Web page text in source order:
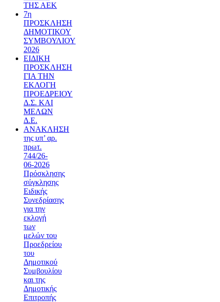
ΤΗΣ ΑΕΚ
7η
ΠΡΟΣΚΛΗΣΗ
ΔΗΜΟΤΙΚΟΥ
ΣΥΜΒΟΥΛΙΟΥ
2026
ΕΙΔΙΚΗ
ΠΡΟΣΚΛΗΣΗ
ΓΙΑ ΤΗΝ
ΕΚΛΟΓΗ
ΠΡΟΕΔΡΕΙΟΥ
Δ.Σ. ΚΑΙ
ΜΕΛΩΝ
Δ.Ε.
ΑΝΑΚΛΗΣΗ
της υπ’ αρ.
πρωτ.
744/26-
06-2026
Πρόσκλησης
σύγκλησης
Ειδικής
Συνεδρίασης
για την
εκλογή
των
μελών του
Προεδρείου
του
Δημοτικού
Συμβουλίου
και της
Δημοτικής
Επιτροπής